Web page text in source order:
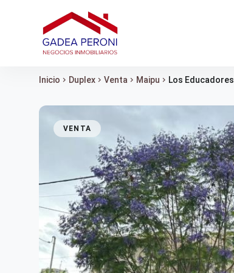
Inicio chevron_right Duplex chevron_right Venta chevron_right Maipu chevron_right Los Educadores
VENTA